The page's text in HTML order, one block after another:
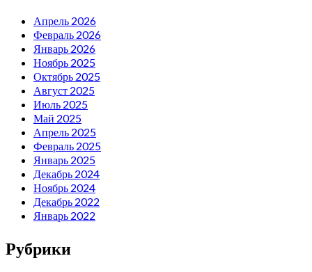
Апрель 2026
Февраль 2026
Январь 2026
Ноябрь 2025
Октябрь 2025
Август 2025
Июль 2025
Май 2025
Апрель 2025
Февраль 2025
Январь 2025
Декабрь 2024
Ноябрь 2024
Декабрь 2022
Январь 2022
Рубрики